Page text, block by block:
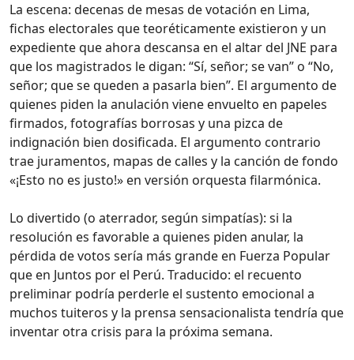
La escena: decenas de mesas de votación en Lima,
fichas electorales que teoréticamente existieron y un
expediente que ahora descansa en el altar del JNE para
que los magistrados le digan: “Sí, señor; se van” o “No,
señor; que se queden a pasarla bien”. El argumento de
quienes piden la anulación viene envuelto en papeles
firmados, fotografías borrosas y una pizca de
indignación bien dosificada. El argumento contrario
trae juramentos, mapas de calles y la canción de fondo
«¡Esto no es justo!» en versión orquesta filarmónica.
Lo divertido (o aterrador, según simpatías): si la
resolución es favorable a quienes piden anular, la
pérdida de votos sería más grande en Fuerza Popular
que en Juntos por el Perú. Traducido: el recuento
preliminar podría perderle el sustento emocional a
muchos tuiteros y la prensa sensacionalista tendría que
inventar otra crisis para la próxima semana.